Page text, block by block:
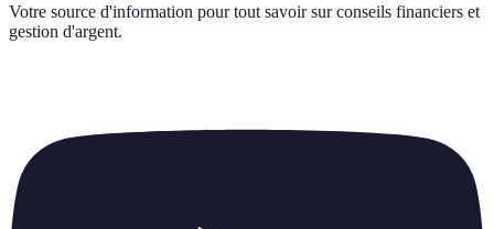
Votre source d'information pour tout savoir sur conseils financiers et
gestion d'argent.